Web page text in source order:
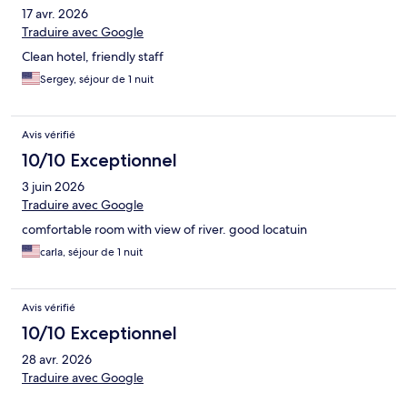
17 avr. 2026
Traduire avec Google
Clean hotel, friendly staff
Sergey, séjour de 1 nuit
Avis vérifié
10/10 Exceptionnel
3 juin 2026
Traduire avec Google
comfortable room with view of river. good locatuin
carla, séjour de 1 nuit
Avis vérifié
10/10 Exceptionnel
28 avr. 2026
Traduire avec Google